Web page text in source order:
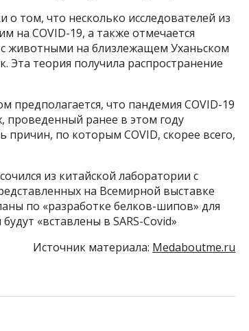
том, что несколько исследователей из
на COVID-19, а также отмечается
с животными на близлежащем Уханьском
теория получила распространение
что пандемия COVID-19
проведенный ранее в этом году
по которым COVID, скорее всего,
из китайской лаборатории с
на Всемирной выставке
по «разработке белков-шипов» для
«вставлены в SARS-Covid»
Источник материала: Medaboutme.ru